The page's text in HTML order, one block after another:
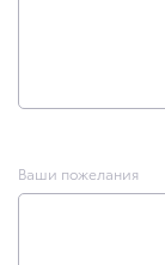
Ваши пожелания